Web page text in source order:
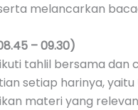
melancarkan
– 09.30)
tahlil bersama dan
setiap harinya, yaitu
materi yang